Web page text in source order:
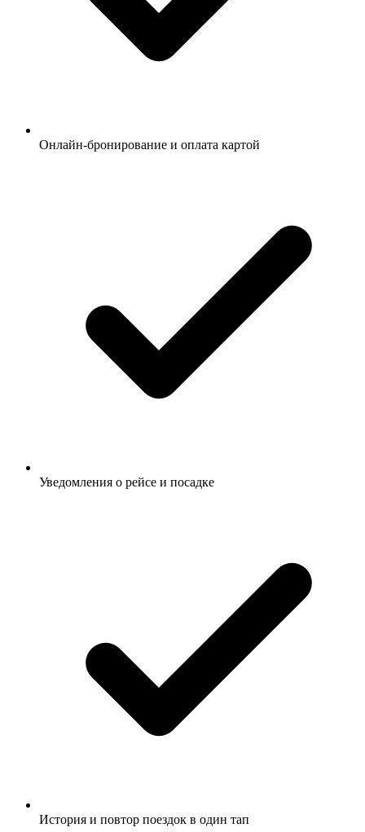
Онлайн-бронирование и оплата картой
Уведомления о рейсе и посадке
История и повтор поездок в один тап